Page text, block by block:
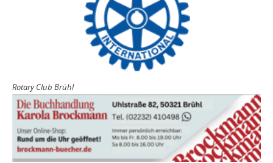
Rotary Club Brühl